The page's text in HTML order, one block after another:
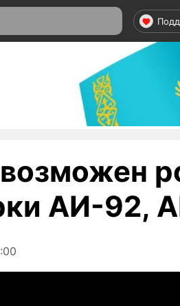
АИ-92,